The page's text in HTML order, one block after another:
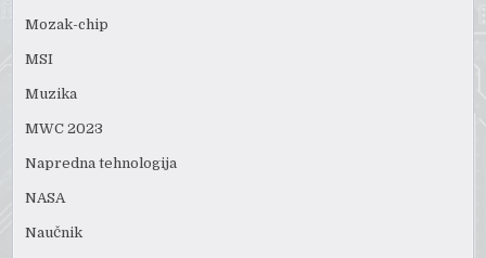
Mozak-chip
MSI
Muzika
MWC 2023
Napredna tehnologija
NASA
Naučnik